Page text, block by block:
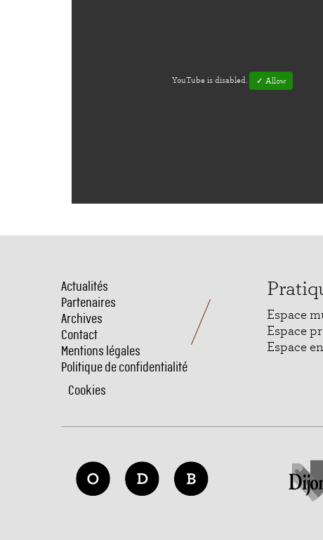
YouTube is disabled. ✓ Allow
Menu
Pied
de
page
Actualités
Partenaires
Archives
Contact
Mentions légales
Politique de confidentialité
Cookies
Espace
Espace
Espace